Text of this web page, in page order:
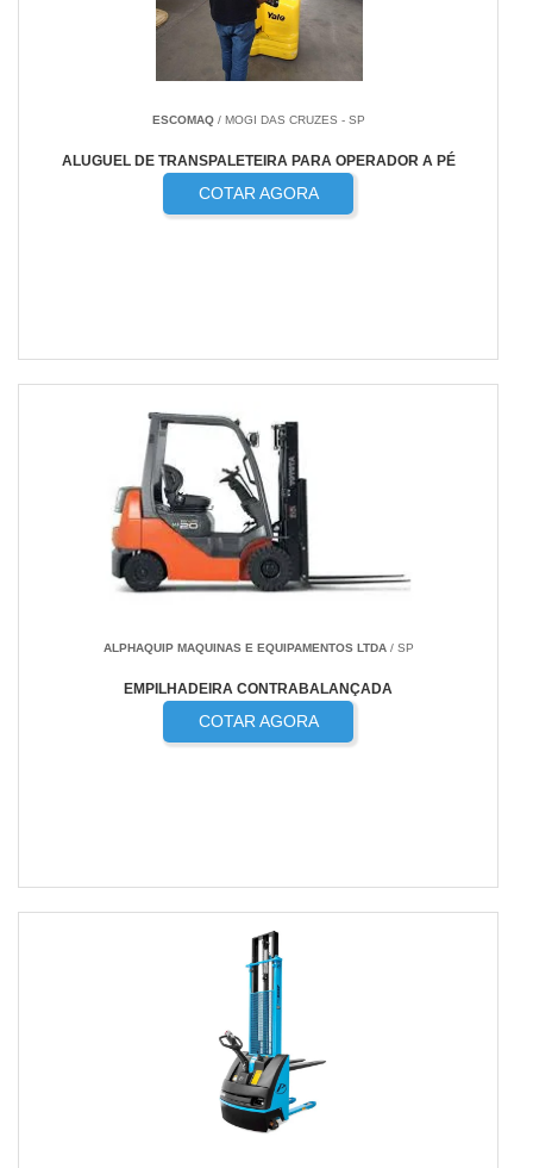
ESCOMAQ/ MOGI DAS CRUZES - SP
ALUGUEL DE TRANSPALETEIRA PARA OPERADOR A PÉ
COTAR AGORA
ALPHAQUIP MAQUINAS E EQUIPAMENTOS LTDA/ SP
EMPILHADEIRA CONTRABALANÇADA
COTAR AGORA